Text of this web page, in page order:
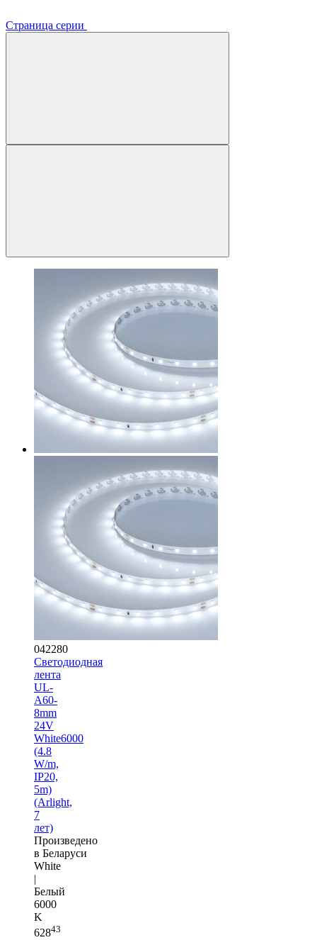
Страница серии
042280
Светодиодная
лента
UL-
A60-
8mm
24V
White6000
(4.8
W/m,
IP20,
5m)
(Arlight,
7
лет)
Произведено
в Беларуси
White
|
Белый
6000
K
62843